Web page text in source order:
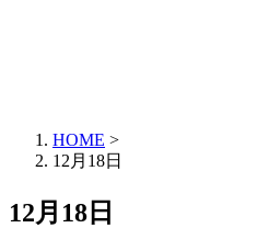
HOME >
12月18日
12月18日